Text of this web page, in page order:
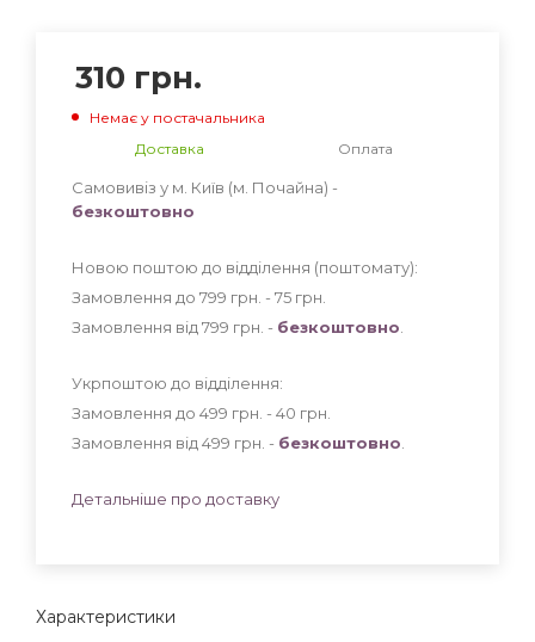
Характеристики
310 грн.
Немає у постачальника
Доставка
Оплата
Самовивіз у м. Київ (м. Почайна) -
безкоштовно
Новою поштою до відділення (поштомату):
Замовлення до 799 грн. - 75 грн.
Замовлення від 799 грн. - безкоштовно.
Укрпоштою до відділення:
Замовлення до 499 грн. - 40 грн.
Замовлення від 499 грн. - безкоштовно.
Детальніше про доставку